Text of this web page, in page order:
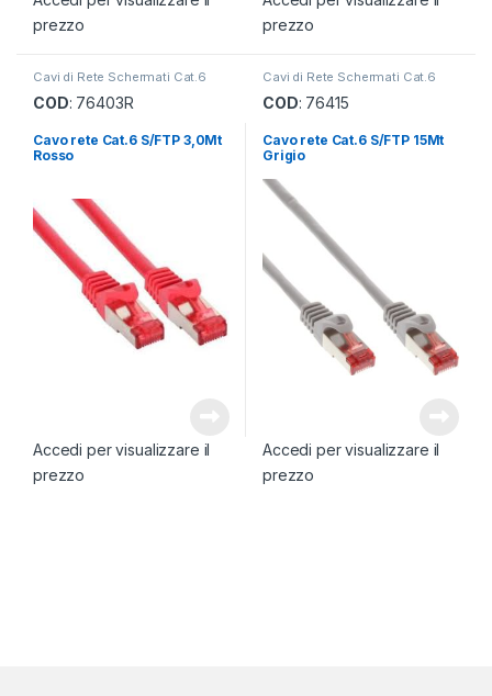
prezzo
prezzo
Cavi di Rete Schermati Cat.6
COD: 76403R
Cavo rete Cat.6 S/FTP 3,0Mt
Rosso
Accedi per visualizzare il
prezzo
Cavi di Rete Schermati Cat.6
COD: 76415
Cavo rete Cat.6 S/FTP 15Mt
Grigio
Accedi per visualizzare il
prezzo